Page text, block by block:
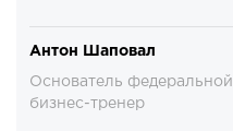
Антон Шаповал
Основатель
бизнес-тренер